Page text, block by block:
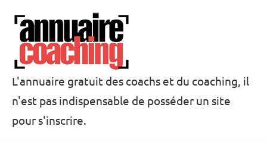
contenu
Annuaire
L'annuaire gratuit des coachs et du coaching, il
n'est pas indispensable de posséder un site
pour s'inscrire.